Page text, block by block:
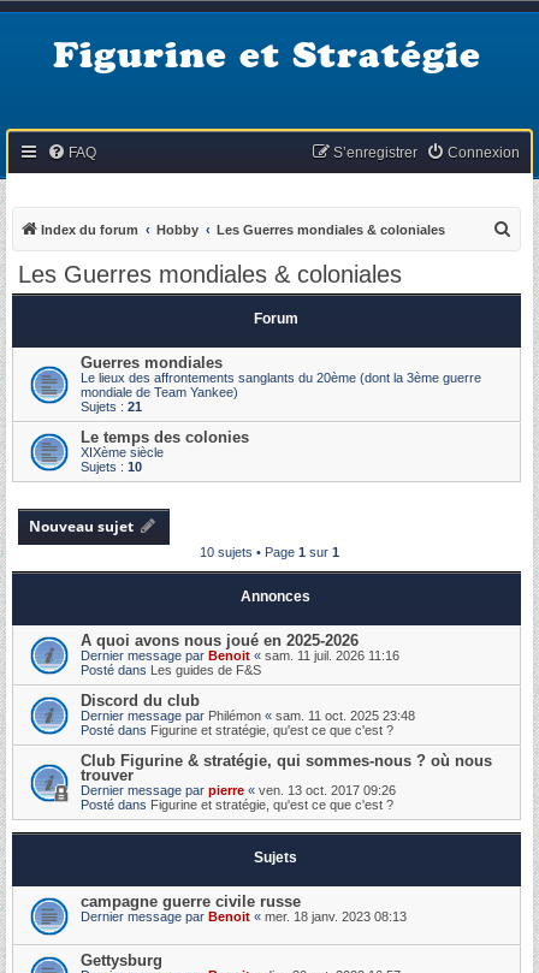
Figurine et Stratégie
FAQ Connexion
S’enregistrer
Index du forum Hobby Les Guerres mondiales & coloniales
Les Guerres mondiales & coloniales
Forum
Guerres mondiales
Le lieux des affrontements sanglants du 20ème (dont la 3ème guerre
mondiale de Team Yankee)
Sujets : 21
Le temps des colonies
XIXème siècle
Sujets : 10
Nouveau sujet
10 sujets • Page 1 sur 1
Annonces
A quoi avons nous joué en 2025-2026
Dernier message par Benoit « sam. 11 juil. 2026 11:16
Posté dans Les guides de F&S
Discord du club
Dernier message par Philémon « sam. 11 oct. 2025 23:48
Posté dans Figurine et stratégie, qu'est ce que c'est ?
Club Figurine & stratégie, qui sommes-nous ? où nous
trouver
Dernier message par pierre « ven. 13 oct. 2017 09:26
Posté dans Figurine et stratégie, qu'est ce que c'est ?
Sujets
campagne guerre civile russe
Dernier message par Benoit « mer. 18 janv. 2023 08:13
Gettysburg